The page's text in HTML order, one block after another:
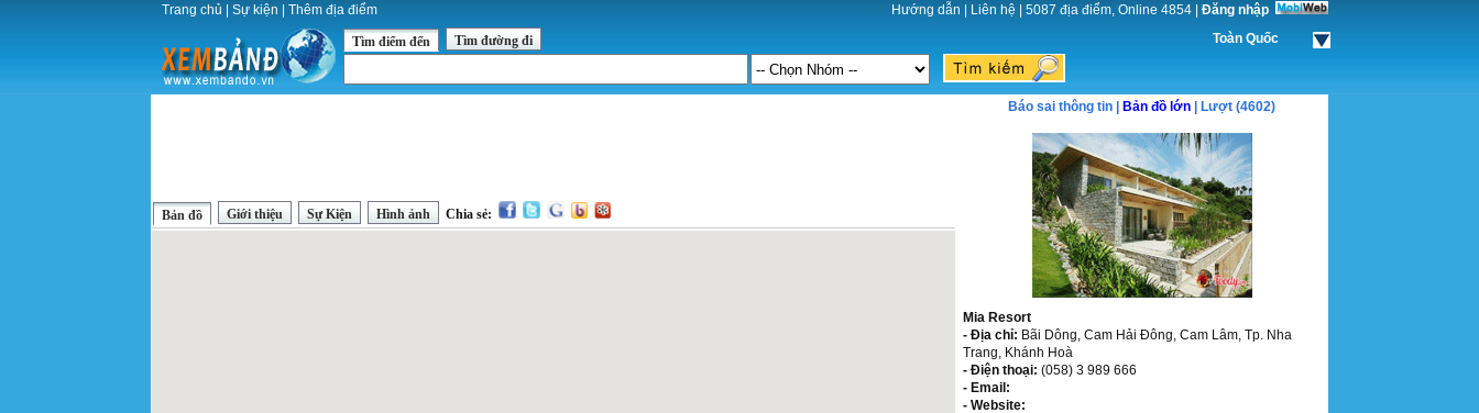
Trang chủ Sự kiện Thêm địa điểm Hướng dẫn Liên hệ 5087 địa điểm, Online 4854
Đăng nhập
Toàn Quốc
Tìm điểm đến Tìm đường đi
Bản đồ Giới thiệu Sự Kiện Hình ảnh Chia sẻ:
Báo sai thông tin | Bản đồ lớn | Lượt (4602)
Mia Resort
- Địa chỉ: Bãi Dông, Cam Hải Đông, Cam Lâm, Tp. Nha
Trang, Khánh Hoà
- Điện thoại: (058) 3 989 666
- Email:
- Website: